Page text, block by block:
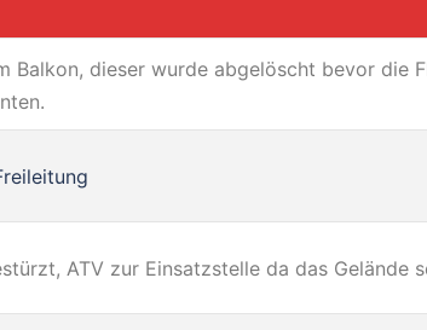
Balkon, dieser wurde abgelöscht bevor die
ATV zur Einsatzstelle da das Gelände